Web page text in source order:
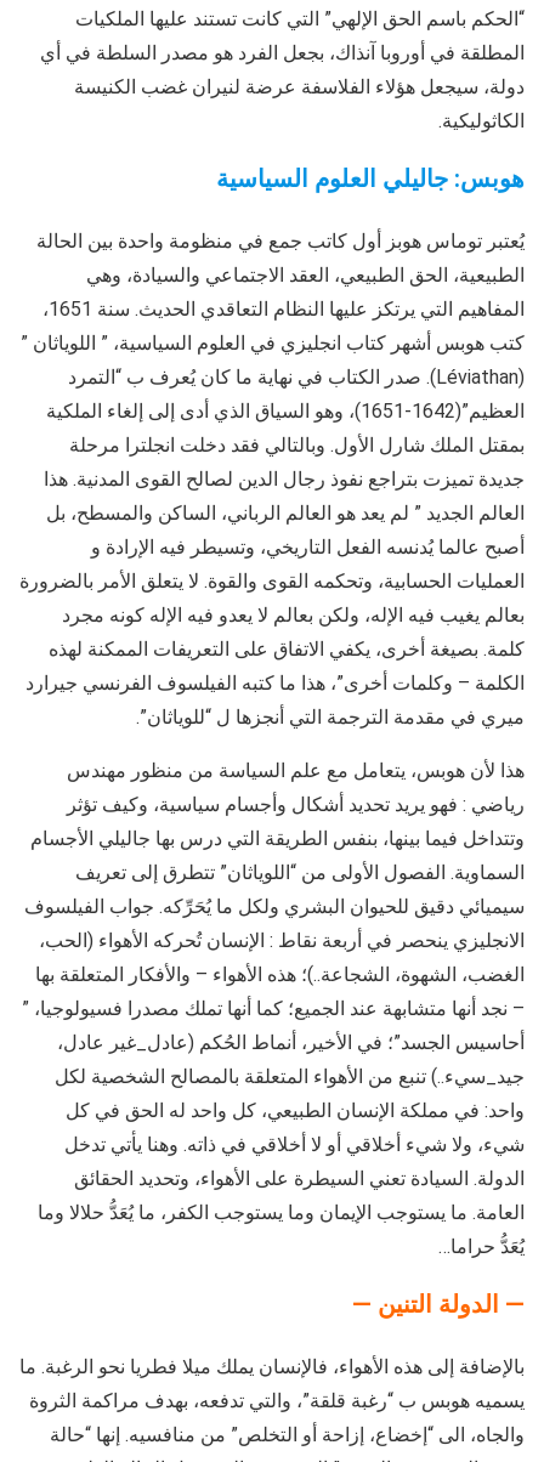
“الحكم باسم الحق الإلهي” التي كانت تستند عليها الملكيات
المطلقة في أوروبا آنذاك، بجعل الفرد هو مصدر السلطة في أي
دولة، سيجعل هؤلاء الفلاسفة عرضة لنيران غضب الكنيسة
الكاثوليكية.
هوبس: جاليلي العلوم السياسية
يُعتبر توماس هوبز أول كاتب جمع في منظومة واحدة بين الحالة
الطبيعية، الحق الطبيعي، العقد الاجتماعي والسيادة، وهي
المفاهيم التي يرتكز عليها النظام التعاقدي الحديث. سنة 1651،
كتب هوبس أشهر كتاب انجليزي في العلوم السياسية، ” اللوياثان ”
(Léviathan). صدر الكتاب في نهاية ما كان يُعرف ب “التمرد
العظيم”(1642-1651)، وهو السياق الذي أدى إلى إلغاء الملكية
بمقتل الملك شارل الأول. وبالتالي فقد دخلت انجلترا مرحلة
جديدة تميزت بتراجع نفوذ رجال الدين لصالح القوى المدنية. هذا
العالم الجديد ” لم يعد هو العالم الرباني، الساكن والمسطح، بل
أصبح عالما يُدنسه الفعل التاريخي، وتسيطر فيه الإرادة و
العمليات الحسابية، وتحكمه القوى والقوة. لا يتعلق الأمر بالضرورة
بعالم يغيب فيه الإله، ولكن بعالم لا يعدو فيه الإله كونه مجرد
كلمة. بصيغة أخرى، يكفي الاتفاق على التعريفات الممكنة لهذه
الكلمة – وكلمات أخرى”، هذا ما كتبه الفيلسوف الفرنسي جيرارد
ميري في مقدمة الترجمة التي أنجزها ل “للوياثان”.
هذا لأن هوبس، يتعامل مع علم السياسة من منظور مهندس
رياضي : فهو يريد تحديد أشكال وأجسام سياسية، وكيف تؤثر
وتتداخل فيما بينها، بنفس الطريقة التي درس بها جاليلي الأجسام
السماوية. الفصول الأولى من “اللوياثان” تتطرق إلى تعريف
سيميائي دقيق للحيوان البشري ولكل ما يُحَرِّكه. جواب الفيلسوف
الانجليزي ينحصر في أربعة نقاط : الإنسان تُحركه الأهواء (الحب،
الغضب، الشهوة، الشجاعة..)؛ هذه الأهواء – والأفكار المتعلقة بها
– نجد أنها متشابهة عند الجميع؛ كما أنها تملك مصدرا فسيولوجيا، ”
أحاسيس الجسد”؛ في الأخير، أنماط الحُكم (عادل_غير عادل،
جيد_سيء..) تنبع من الأهواء المتعلقة بالمصالح الشخصية لكل
واحد: في مملكة الإنسان الطبيعي، كل واحد له الحق في كل
شيء، ولا شيء أخلاقي أو لا أخلاقي في ذاته. وهنا يأتي تدخل
الدولة. السيادة تعني السيطرة على الأهواء، وتحديد الحقائق
العامة. ما يستوجب الإيمان وما يستوجب الكفر، ما يُعَدُّ حلالا وما
يُعَدُّ حراما…
— الدولة التنين —
بالإضافة إلى هذه الأهواء، فالإنسان يملك ميلا فطريا نحو الرغبة. ما
يسميه هوبس ب “رغبة قلقة”، والتي تدفعه، بهدف مراكمة الثروة
والجاه، الى “إخضاع، إزاحة أو التخلص” من منافسيه. إنها “حالة